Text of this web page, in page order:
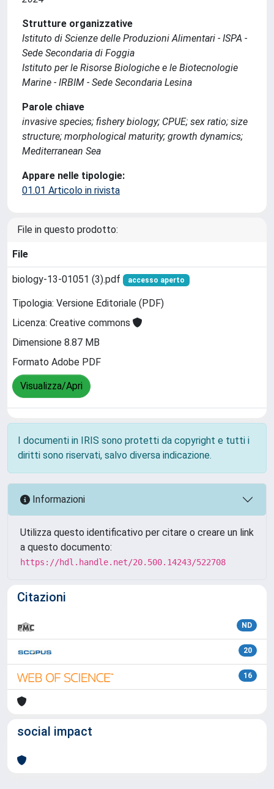
Strutture organizzative
Istituto di Scienze delle Produzioni Alimentari - ISPA -
Sede Secondaria di Foggia
Istituto per le Risorse Biologiche e le Biotecnologie
Marine - IRBIM - Sede Secondaria Lesina
Parole chiave
invasive species; fishery biology; CPUE; sex ratio; size
structure; morphological maturity; growth dynamics;
Mediterranean Sea
Appare nelle tipologie:
01.01 Articolo in rivista
File in questo prodotto:
File
biology-13-01051 (3).pdf accesso aperto
Tipologia: Versione Editoriale (PDF)
Licenza: Creative commons
Dimensione 8.87 MB
Formato Adobe PDF
Visualizza/Apri
I documenti in IRIS sono protetti da copyright e tutti i
diritti sono riservati, salvo diversa indicazione.
Informazioni
Utilizza questo identificativo per citare o creare un link
a questo documento:
https://hdl.handle.net/20.500.14243/522708
Citazioni
ND
20
16
social impact